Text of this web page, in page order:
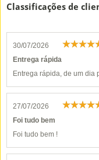
Classificações de
30/07/2026
Entrega rápida
Entrega rápida, de um dia
27/07/2026
Foi tudo bem
Foi tudo bem !